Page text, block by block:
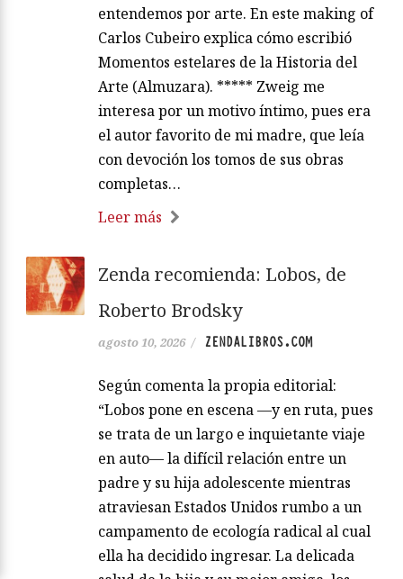
entendemos por arte. En este making of
Carlos Cubeiro explica cómo escribió
Momentos estelares de la Historia del
Arte (Almuzara). ***** Zweig me
interesa por un motivo íntimo, pues era
el autor favorito de mi madre, que leía
con devoción los tomos de sus obras
completas…
Leer más
Zenda recomienda: Lobos, de
Roberto Brodsky
agosto 10, 2026 / ZENDALIBROS.COM
Según comenta la propia editorial:
“Lobos pone en escena —y en ruta, pues
se trata de un largo e inquietante viaje
en auto— la difícil relación entre un
padre y su hija adolescente mientras
atraviesan Estados Unidos rumbo a un
campamento de ecología radical al cual
ella ha decidido ingresar. La delicada